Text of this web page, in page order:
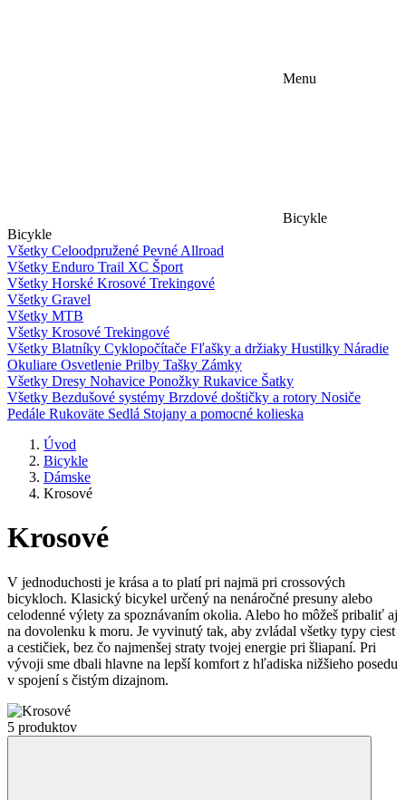
Menu
Bicykle
Bicykle
Všetky Celoodpružené Pevné Allroad
Všetky Enduro Trail XC Šport
Všetky Horské Krosové Trekingové
Všetky Gravel
Všetky MTB
Všetky Krosové Trekingové
Všetky Blatníky Cyklopočítače Fľašky a držiaky Hustilky Náradie
Okuliare Osvetlenie Prilby Tašky Zámky
Všetky Dresy Nohavice Ponožky Rukavice Šatky
Všetky Bezdušové systémy Brzdové doštičky a rotory Nosiče
Pedále Rukoväte Sedlá Stojany a pomocné kolieska
Úvod
Bicykle
Dámske
Krosové
Krosové
V jednoduchosti je krása a to platí pri najmä pri crossových
bicykloch. Klasický bicykel určený na nenáročné presuny alebo
celodenné výlety za spoznávaním okolia. Alebo ho môžeš pribaliť aj
na dovolenku k moru. Je vyvinutý tak, aby zvládal všetky typy ciest
a cestičiek, bez čo najmenšej straty tvojej energie pri šliapaní. Pri
vývoji sme dbali hlavne na lepší komfort z hľadiska nižšieho posedu
v spojení s čistým dizajnom.
5 produktov